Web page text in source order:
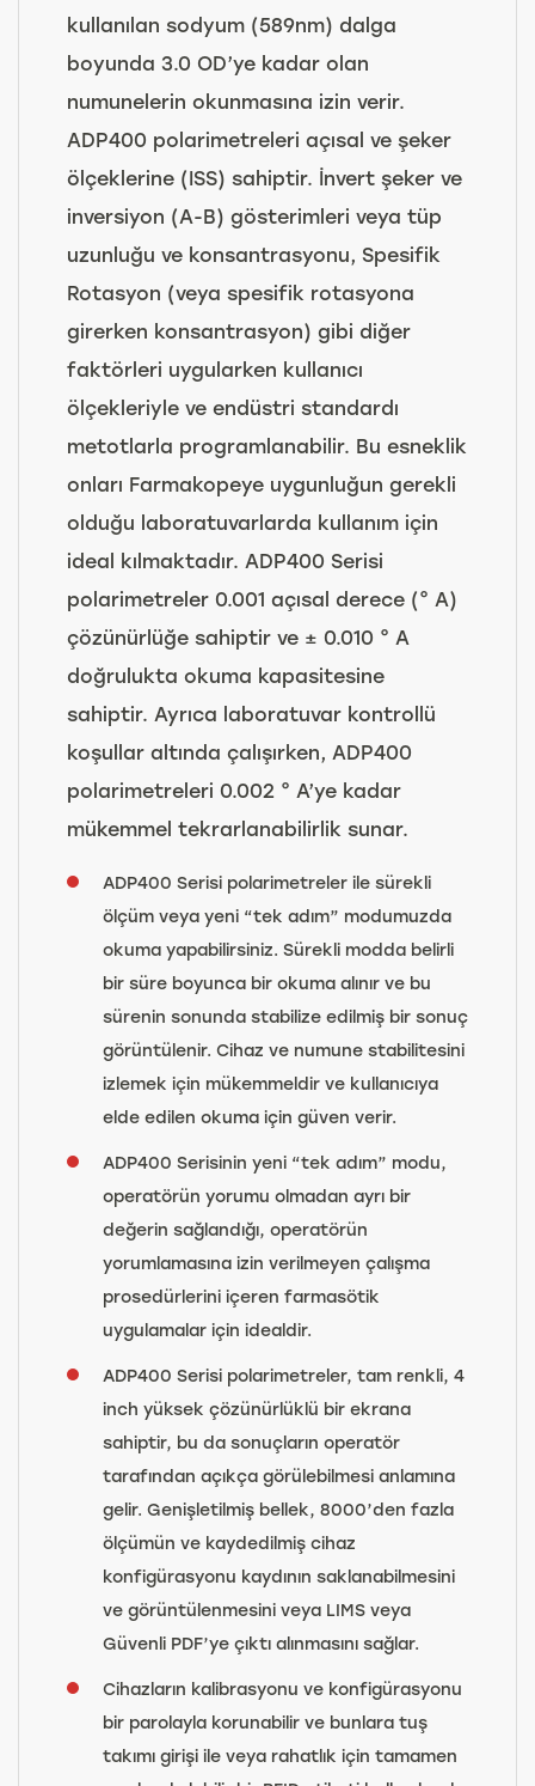
kullanılan sodyum (589nm) dalga
boyunda 3.0 OD’ye kadar olan
numunelerin okunmasına izin verir.
ADP400 polarimetreleri açısal ve şeker
ölçeklerine (ISS) sahiptir. İnvert şeker ve
inversiyon (A-B) gösterimleri veya tüp
uzunluğu ve konsantrasyonu, Spesifik
Rotasyon (veya spesifik rotasyona
girerken konsantrasyon) gibi diğer
faktörleri uygularken kullanıcı
ölçekleriyle ve endüstri standardı
metotlarla programlanabilir. Bu esneklik
onları Farmakopeye uygunluğun gerekli
olduğu laboratuvarlarda kullanım için
ideal kılmaktadır. ADP400 Serisi
polarimetreler 0.001 açısal derece (° A)
çözünürlüğe sahiptir ve ± 0.010 ° A
doğrulukta okuma kapasitesine
sahiptir. Ayrıca laboratuvar kontrollü
koşullar altında çalışırken, ADP400
polarimetreleri 0.002 ° A’ye kadar
mükemmel tekrarlanabilirlik sunar.
ADP400 Serisi polarimetreler ile sürekli
ölçüm veya yeni “tek adım” modumuzda
okuma yapabilirsiniz. Sürekli modda belirli
bir süre boyunca bir okuma alınır ve bu
sürenin sonunda stabilize edilmiş bir sonuç
görüntülenir. Cihaz ve numune stabilitesini
izlemek için mükemmeldir ve kullanıcıya
elde edilen okuma için güven verir.
ADP400 Serisinin yeni “tek adım” modu,
operatörün yorumu olmadan ayrı bir
değerin sağlandığı, operatörün
yorumlamasına izin verilmeyen çalışma
prosedürlerini içeren farmasötik
uygulamalar için idealdir.
ADP400 Serisi polarimetreler, tam renkli, 4
inch yüksek çözünürlüklü bir ekrana
sahiptir, bu da sonuçların operatör
tarafından açıkça görülebilmesi anlamına
gelir. Genişletilmiş bellek, 8000’den fazla
ölçümün ve kaydedilmiş cihaz
konfigürasyonu kaydının saklanabilmesini
ve görüntülenmesini veya LIMS veya
Güvenli PDF’ye çıktı alınmasını sağlar.
Cihazların kalibrasyonu ve konfigürasyonu
bir parolayla korunabilir ve bunlara tuş
takımı girişi ile veya rahatlık için tamamen